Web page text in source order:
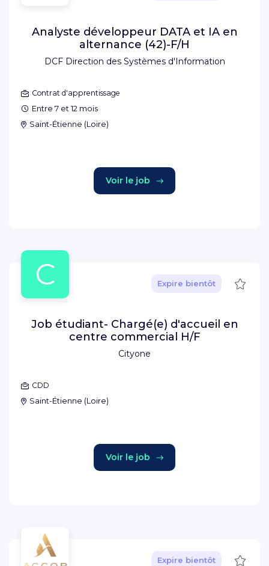
DCF Direction des Systèmes d'Information
Analyste développeur DATA et IA en
alternance (42)-F/H
Contrat d'apprentissage
Entre 7 et 12 mois
Saint-Étienne (Loire)
Voir le job
C
Cityone
Expire bientôt
Job étudiant- Chargé(e) d'accueil en
centre commercial H/F
CDD
Saint-Étienne (Loire)
Voir le job
Expire bientôt